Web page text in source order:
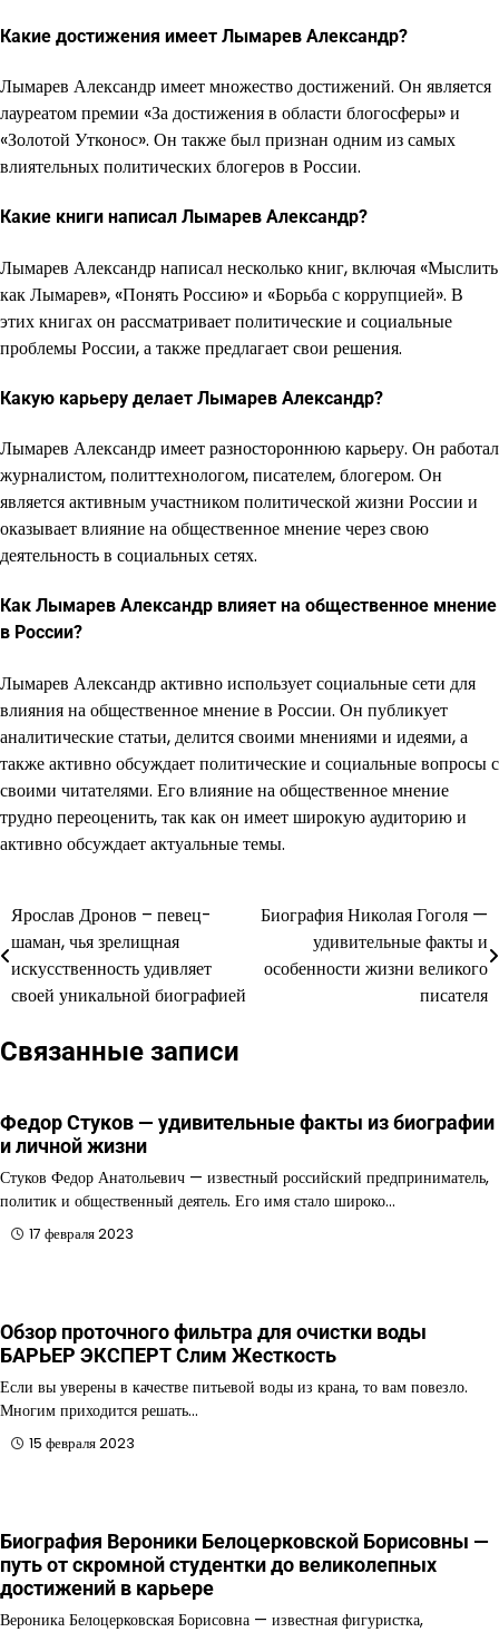
Какие достижения имеет Лымарев Александр?
Лымарев Александр имеет множество достижений. Он является
лауреатом премии «За достижения в области блогосферы» и
«Золотой Утконос». Он также был признан одним из самых
влиятельных политических блогеров в России.
Какие книги написал Лымарев Александр?
Лымарев Александр написал несколько книг, включая «Мыслить
как Лымарев», «Понять Россию» и «Борьба с коррупцией». В
этих книгах он рассматривает политические и социальные
проблемы России, а также предлагает свои решения.
Какую карьеру делает Лымарев Александр?
Лымарев Александр имеет разностороннюю карьеру. Он работал
журналистом, политтехнологом, писателем, блогером. Он
является активным участником политической жизни России и
оказывает влияние на общественное мнение через свою
деятельность в социальных сетях.
Как Лымарев Александр влияет на общественное мнение
в России?
Лымарев Александр активно использует социальные сети для
влияния на общественное мнение в России. Он публикует
аналитические статьи, делится своими мнениями и идеями, а
также активно обсуждает политические и социальные вопросы с
своими читателями. Его влияние на общественное мнение
трудно переоценить, так как он имеет широкую аудиторию и
активно обсуждает актуальные темы.
Навигация
по
записям
Ярослав Дронов – певец-
шаман, чья зрелищная
искусственность удивляет
своей уникальной биографией
Биография Николая Гоголя —
удивительные факты и
особенности жизни великого
писателя
Связанные записи
Федор Стуков — удивительные факты из биографии
и личной жизни
Стуков Федор Анатольевич — известный российский предприниматель,
политик и общественный деятель. Его имя стало широко…
17 февраля 2023
Обзор проточного фильтра для очистки воды
БАРЬЕР ЭКСПЕРТ Слим Жесткость
Если вы уверены в качестве питьевой воды из крана, то вам повезло.
Многим приходится решать…
15 февраля 2023
Биография Вероники Белоцерковской Борисовны —
путь от скромной студентки до великолепных
достижений в карьере
Вероника Белоцерковская Борисовна — известная фигуристка,